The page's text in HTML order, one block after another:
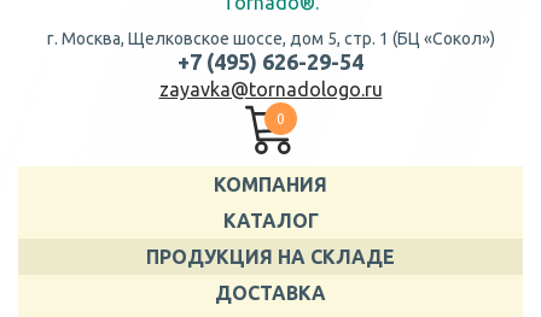
г. Москва, Щелковское шоссе, дом 5, стр. 1 (БЦ «Сокол»)
+7 (495) 626-29-54
zayavka@tornadologo.ru
0
КОМПАНИЯ
КАТАЛОГ
ПРОДУКЦИЯ НА СКЛАДЕ
ДОСТАВКА